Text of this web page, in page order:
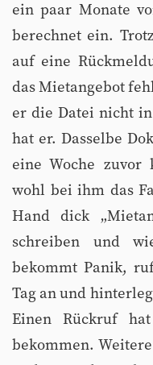
ein paar Monate
berechnet ein.
auf eine
das Mietangebot
er die Datei nicht
hat er. Dasselbe
eine Woche
wohl bei ihm das
Hand dick
schreiben und
bekommt Panik,
Tag an und
Einen Rückruf
bekommen.